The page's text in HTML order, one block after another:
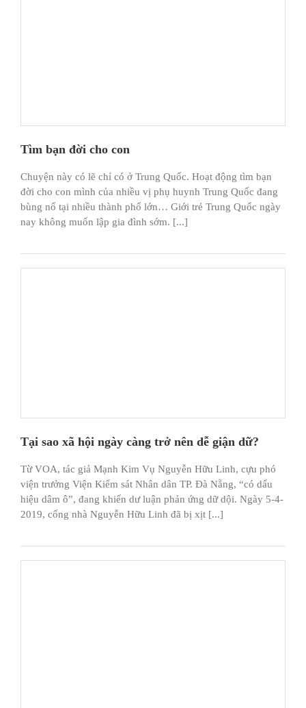
Tìm bạn đời cho con
Chuyện này có lẽ chỉ có ở Trung Quốc. Hoạt động tìm bạn
đời cho con mình của nhiều vị phụ huynh Trung Quốc đang
bùng nổ tại nhiều thành phố lớn… Giới trẻ Trung Quốc ngày
nay không muốn lập gia đình sớm. [...]
Tại sao xã hội ngày càng trở nên dễ giận dữ?
Từ VOA, tác giả Mạnh Kim Vụ Nguyễn Hữu Linh, cựu phó
viện trưởng Viện Kiểm sát Nhân dân TP. Đà Nẵng, “có dấu
hiệu dâm ô”, đang khiến dư luận phản ứng dữ dội. Ngày 5-4-
2019, cổng nhà Nguyễn Hữu Linh đã bị xịt [...]